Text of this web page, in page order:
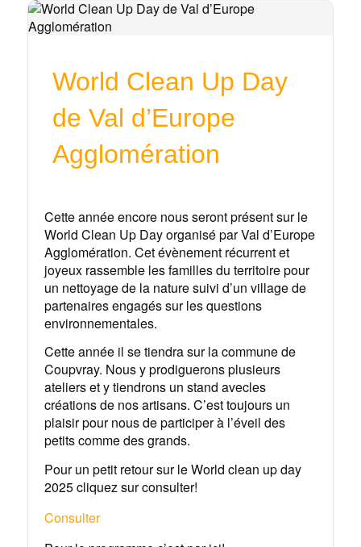
World Clean Up Day
de Val d’Europe
Agglomération
Cette année encore nous seront présent sur le
World Clean Up Day organisé par Val d’Europe
Agglomération. Cet évènement récurrent et
joyeux rassemble les familles du territoire pour
un nettoyage de la nature suivi d’un village de
partenaires engagés sur les questions
environnementales.
Cette année il se tiendra sur la commune de
Coupvray. Nous y prodiguerons plusieurs
ateliers et y tiendrons un stand avecles
créations de nos artisans. C’est toujours un
plaisir pour nous de participer à l’éveil des
petits comme des grands.
Pour un petit retour sur le World clean up day
2025 cliquez sur consulter!
Consulter